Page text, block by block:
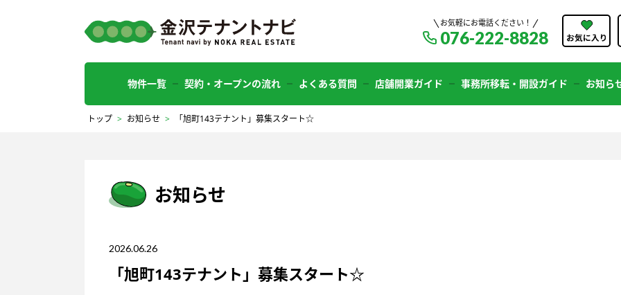
お気軽にお電話ください！
076-222-8828
物件一覧 契約・オープンの流れ よくある質問 店舗開業ガイド 事務所移転・開設ガイド お知ら
トップ > お知らせ > 「旭町143テナント」募集スタート☆
お知らせ
2026.06.26
「旭町143テナント」募集スタート☆